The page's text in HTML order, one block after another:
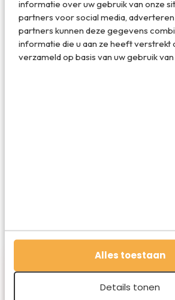
informatie over uw gebruik van onze
partners voor social media,
partners kunnen deze gegevens
informatie die u aan ze heeft verstrekt
verzameld op basis van uw gebruik
Alles toestaan
Details tonen
ook huisjes voor grote groepen of
mee mag. Veel plezier!
Deel dit artikel